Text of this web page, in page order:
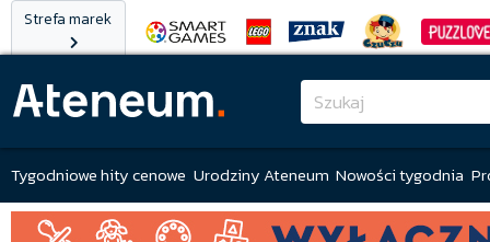
Strefa marek
Tygodniowe hity cenowe Urodziny Ateneum Nowości tygodnia